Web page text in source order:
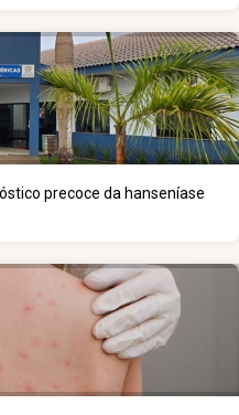
precoce da hanseníase